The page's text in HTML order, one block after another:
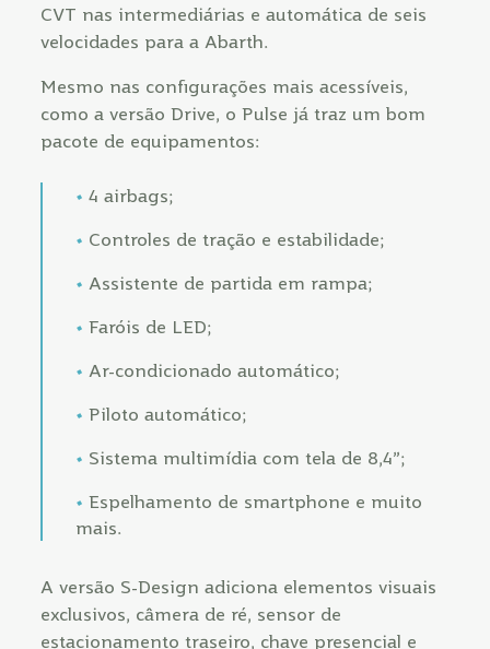
CVT nas intermediárias e automática de seis
velocidades para a Abarth.
Mesmo nas configurações mais acessíveis,
como a versão Drive, o Pulse já traz um bom
pacote de equipamentos:
4 airbags;
Controles de tração e estabilidade;
Assistente de partida em rampa;
Faróis de LED;
Ar-condicionado automático;
Piloto automático;
Sistema multimídia com tela de 8,4”;
Espelhamento de smartphone e muito
mais.
A versão S-Design adiciona elementos visuais
exclusivos, câmera de ré, sensor de
estacionamento traseiro, chave presencial e